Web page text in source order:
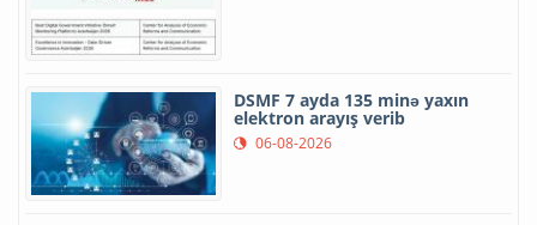
DSMF 7 ayda 135 minə yaxın
elektron arayış verib
06-08-2026